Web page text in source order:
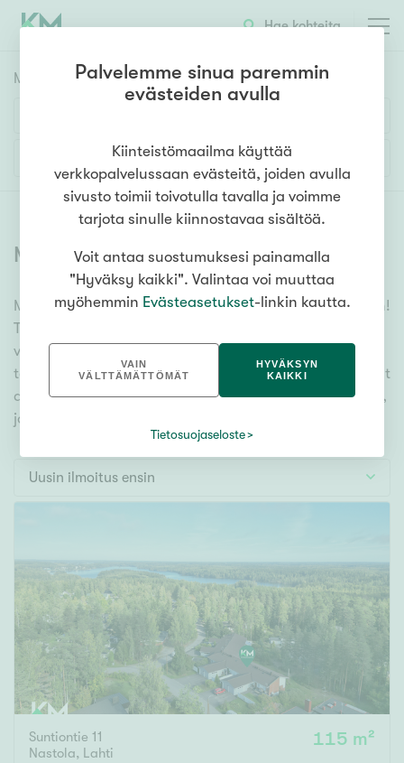
Hae kohteita
Myyntikohteet
1h 2h 3h 4h 5h+
Asuntotyyppi
Kerros-/luhtitalo
Rivitalo/paritalo
Omakoti-/erillistalo
Maa- tai metsätila
Vapaa-ajan asunto
Hinta
000 000 €
Pinta-ala
Asuinpinta-ala Kokonaispinta-ala
Lisää hakuehtoja
Myytävät asunnot (6378)
Meiltä löydät myytävät asunnot, oli tarpeesi mikä vain!
Tuhansien kohteiden ja satojen kiinteistönvälittäjien
verkostomme auttaa sinua kenties elämäsi
tärkeimmässä päätöksessä. Katso alta kaikki myytävät
asunnot. Hyödynnä myös kätevää hakutyökaluamme,
jonka avulla löydät omien toiveidesi mukaisen kodin.
Uusin ilmoitus ensin
Suntiontie 11
Nastola, Lahti
115 m²
Palvelemme sinua paremmin
evästeiden avulla
Kiinteistömaailma käyttää
verkkopalvelussaan evästeitä, joiden avulla
sivusto toimii toivotulla tavalla ja voimme
tarjota sinulle kiinnostavaa sisältöä.
Voit antaa suostumuksesi painamalla
"Hyväksy kaikki". Valintaa voi muuttaa
myöhemmin Evästeasetukset-linkin kautta.
VAIN
VÄLTTÄMÄTTÖMÄT
HYVÄKSYN
KAIKKI
Tietosuojaseloste